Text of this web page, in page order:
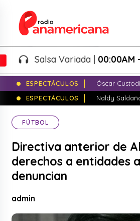
Salsa Variada |00:00AM -
ESPECTÁCULOS
Óscar
ESPECTÁCULOS
Naldy
FÚTBOL
Directiva anterior de
derechos a entidades
denuncian
admin